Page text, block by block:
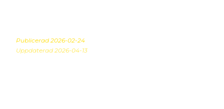
Publicerad 2026-02-24
Uppdaterad 2026-04-13